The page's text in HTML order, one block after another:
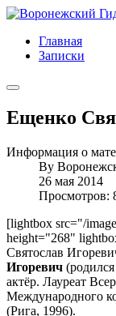
Главная
Записки
Ещенко
Информация о
By
26 мая 2014
Просмотров:
[lightbox src="/
height="268"
Святослав
Игоревич
актёр. Лауреат
Международного
(Рига, 1996).